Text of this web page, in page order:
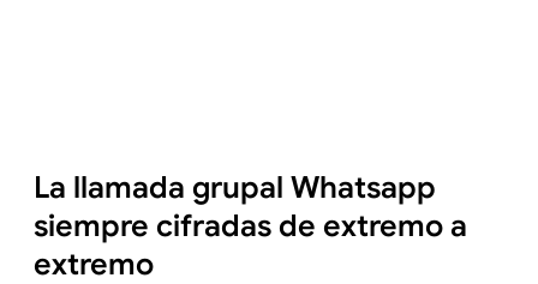
La llamada grupal Whatsapp
siempre cifradas de extremo a
extremo